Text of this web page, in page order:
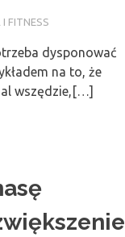
I FITNESS
dysponować
na to, że
wszędzie,[…]